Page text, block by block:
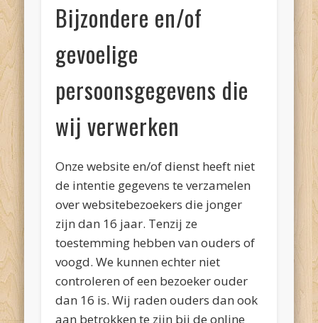
Bijzondere en/of
gevoelige
persoonsgegevens die
wij verwerken
Onze website en/of dienst heeft niet
de intentie gegevens te verzamelen
over websitebezoekers die jonger
zijn dan 16 jaar. Tenzij ze
toestemming hebben van ouders of
voogd. We kunnen echter niet
controleren of een bezoeker ouder
dan 16 is. Wij raden ouders dan ook
aan betrokken te zijn bij de online